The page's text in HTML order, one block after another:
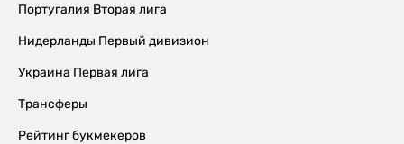
Португалия Вторая лига
Нидерланды Первый дивизион
Украина Первая лига
Трансферы
Рейтинг букмекеров